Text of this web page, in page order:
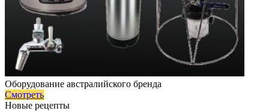
Оборудование австралийского бренда
Смотреть
Новые рецепты